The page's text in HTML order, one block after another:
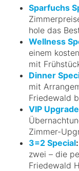
Sparfuchs
hole das
Wellness
einem
mit
Dinner
mit
Friedewald
VIP
Zimmer-
3=2 Special:
zwei – die
Friedewald